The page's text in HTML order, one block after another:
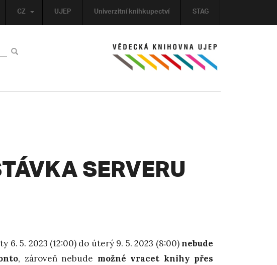
UJEP Univerzitní knihkupectví STAG
CZ
SERVERU
5. 2023 (12:00) do úterý 9. 5. 2023 (8:00)nebude
, zároveň nebude možné vracet knihy přes